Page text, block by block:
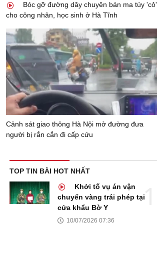
Bóc gỡ đường dây chuyên bán ma túy 'cỏ'
cho công nhân, học sinh ở Hà Tĩnh
Cảnh sát giao thông Hà Nội mở đường đưa
người bị rắn cắn đi cấp cứu
TOP TIN BÀI HOT NHẤT
Khởi tố vụ án vận
chuyển vàng trái phép tại
cửa khẩu Bờ Y
10/07/2026 07:36